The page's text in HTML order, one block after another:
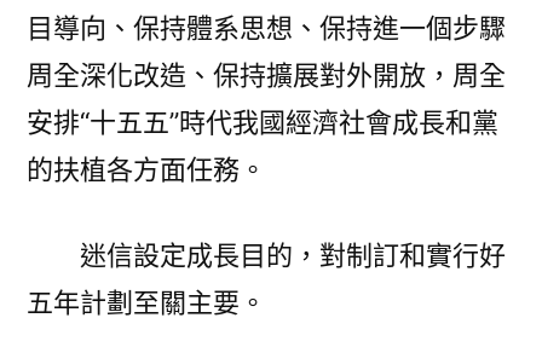
劃
出
看
創
目導向、保持體系思想、保持進一個步驟
周全深化改造、保持擴展對外開放，周全
安排“十五五”時代我國經濟社會成長和黨
的扶植各方面任務。
迷信設定成長目的，對制訂和實行好
五年計劃至關主要。